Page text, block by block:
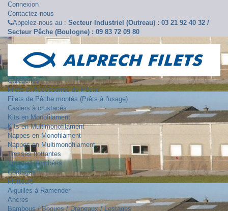
Connexion
Contactez-nous
Appelez-nous au : Secteur Industriel (Outreau) : 03 21 92 40 32 /
Secteur Pêche (Boulogne) : 09 83 72 09 80
Catégories
Filets et Accessoires de Pêche
Filets de Pêche montés (Prêts à l'usage)
Casiers à crustacés
Kits en Monofilament
Kits en Multimonofilament
Nappes en Monofilament
Nappes en Multimonofilament
Tresses flottantes
Tresses plombées
Cordages
Flotteurs
Aiguilles à Ramender
Ancres
Bambous / Boques / Drapeaux / Lestages